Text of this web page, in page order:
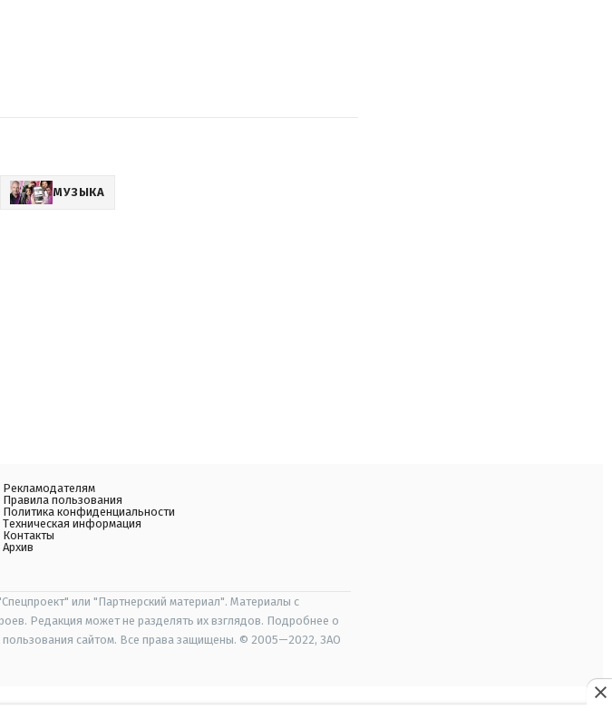
МУЗЫКА
Рекламодателям
Правила пользования
Политика конфиденциальности
Техническая информация
Контакты
Архив
или "Партнерский материал". Материалы с
Редакция может не разделять их взглядов. Подробнее о
пользования сайтом. Все права защищены. © 2005—2022, ЗАО